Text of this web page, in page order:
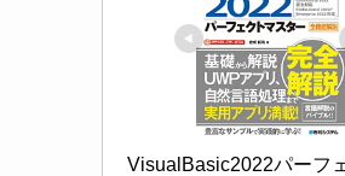
VisualBasic2022パーフ